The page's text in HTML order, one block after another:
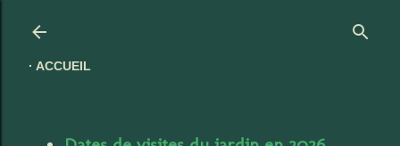
ACCUEIL